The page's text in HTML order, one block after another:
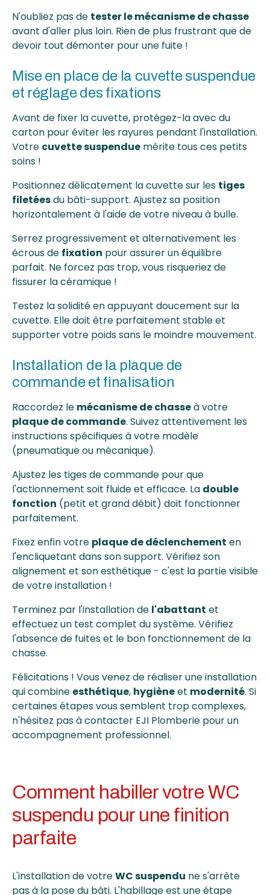
N'oubliez pas de tester le mécanisme de chasse
avant d'aller plus loin. Rien de plus frustrant que de
devoir tout démonter pour une fuite !
Mise en place de la cuvette suspendue
et réglage des fixations
Avant de fixer la cuvette, protégez-la avec du
carton pour éviter les rayures pendant l'installation.
Votre cuvette suspendue mérite tous ces petits
soins !
Positionnez délicatement la cuvette sur les tiges
filetéesdu bâti-support. Ajustez sa position
horizontalement à l'aide de votre niveau à bulle.
Serrez progressivement et alternativement les
écrous de fixation pour assurer un équilibre
parfait. Ne forcez pas trop, vous risqueriez de
fissurer la céramique !
Testez la solidité en appuyant doucement sur la
cuvette. Elle doit être parfaitement stable et
supporter votre poids sans le moindre mouvement.
Installation de la plaque de
commande et finalisation
Raccordez le mécanisme de chasseà votre
plaque de commande. Suivez attentivement les
instructions spécifiques à votre modèle
(pneumatique ou mécanique).
Ajustez les tiges de commande pour que
l'actionnement soit fluide et efficace. La double
fonction (petit et grand débit) doit fonctionner
parfaitement.
Fixez enfin votre plaque de déclenchement en
l'encliquetant dans son support. Vérifiez son
alignement et son esthétique - c'est la partie visible
de votre installation !
Terminez par l'installation de l'abattant et
effectuez un test complet du système. Vérifiez
l'absence de fuites et le bon fonctionnement de la
chasse.
Félicitations ! Vous venez de réaliser une installation
qui combine esthétique, hygièneet modernité. Si
certaines étapes vous semblent trop complexes,
n'hésitez pas à contacter EJI Plomberie pour un
accompagnement professionnel.
Comment habiller votre WC
suspendu pour une finition
parfaite
L'installation de votreWC suspendu ne s'arrête
pas à la pose du bâti. L'habillage est une étape